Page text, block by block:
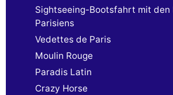
Sightseeing-Bootsfahrt mit den
Parisiens
Vedettes de Paris
Moulin Rouge
Paradis Latin
Crazy Horse